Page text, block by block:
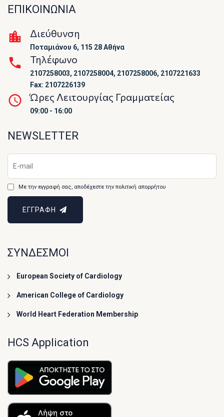
ΕΠΙΚΟΙΝΩΝΙΑ
Διεύθυνση
Ποταμιάνου 6, 115 28 Αθήνα
Τηλέφωνο
2107258003, 2107258004, 2107258006, 2107221633
Fax: 2107226139
Ώρες Λειτουργίας Γραμματείας
09:00 - 16:00
NEWSLETTER
Με την εγγραφή σας, αποδέχεστε την πολιτική απορρήτου
ΕΓΓΡΑΦΗ
ΣΥΝΔΕΣΜΟΙ
European Society of Cardiology
American College of Cardiology
World Heart Federation Membership
HCS Application